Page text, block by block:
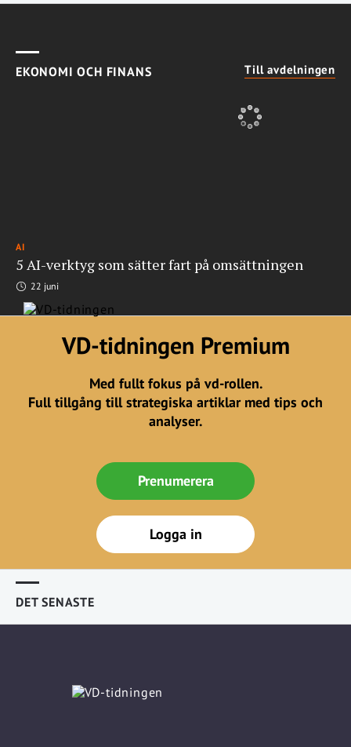
EKONOMI OCH FINANS Till avdelningen
AI
5 AI-verktyg som sätter fart på omsättningen
22 juni
VD-tidningen Premium
Med fullt fokus på vd-rollen.
Full tillgång till strategiska artiklar med tips och
analyser.
Prenumerera
Logga in
DET SENASTE